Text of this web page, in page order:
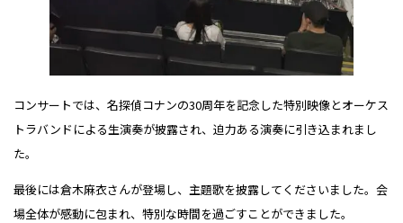
コンサートでは、名探偵コナンの30周年を記念した特別映像とオーケス
トラバンドによる生演奏が披露され、迫力ある演奏に引き込まれまし
た。
最後には倉木麻衣さんが登場し、主題歌を披露してくださいました。会
場全体が感動に包まれ、特別な時間を過ごすことができました。